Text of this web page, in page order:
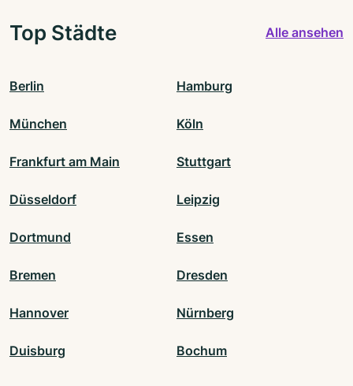
Top Städte Alle ansehen
Berlin Hamburg
München Köln
Frankfurt am Main Stuttgart
Düsseldorf Leipzig
Dortmund Essen
Bremen Dresden
Hannover Nürnberg
Duisburg Bochum